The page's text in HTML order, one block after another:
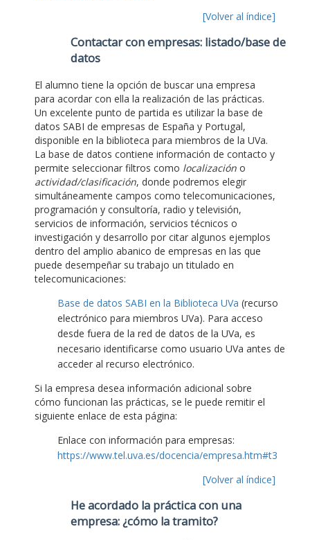
[Volver al índice]
Contactar con empresas: listado/base de
datos
El alumno tiene la opción de buscar una empresa
para acordar con ella la realización de las prácticas.
Un excelente punto de partida es utilizar la base de
datos SABI de empresas de España y Portugal,
disponible en la biblioteca para miembros de la UVa.
La base de datos contiene información de contacto y
permite seleccionar filtros como localización o
actividad/clasificación, donde podremos elegir
simultáneamente campos como telecomunicaciones,
programación y consultoría, radio y televisión,
servicios de información, servicios técnicos o
investigación y desarrollo por citar algunos ejemplos
dentro del amplio abanico de empresas en las que
puede desempeñar su trabajo un titulado en
telecomunicaciones:
Base de datos SABI en la Biblioteca UVa (recurso
electrónico para miembros UVa). Para acceso
desde fuera de la red de datos de la UVa, es
necesario identificarse como usuario UVa antes de
acceder al recurso electrónico.
Si la empresa desea información adicional sobre
cómo funcionan las prácticas, se le puede remitir el
siguiente enlace de esta página:
Enlace con información para empresas:
https://www.tel.uva.es/docencia/empresa.htm#t3
[Volver al índice]
He acordado la práctica con una
empresa: ¿cómo la tramito?